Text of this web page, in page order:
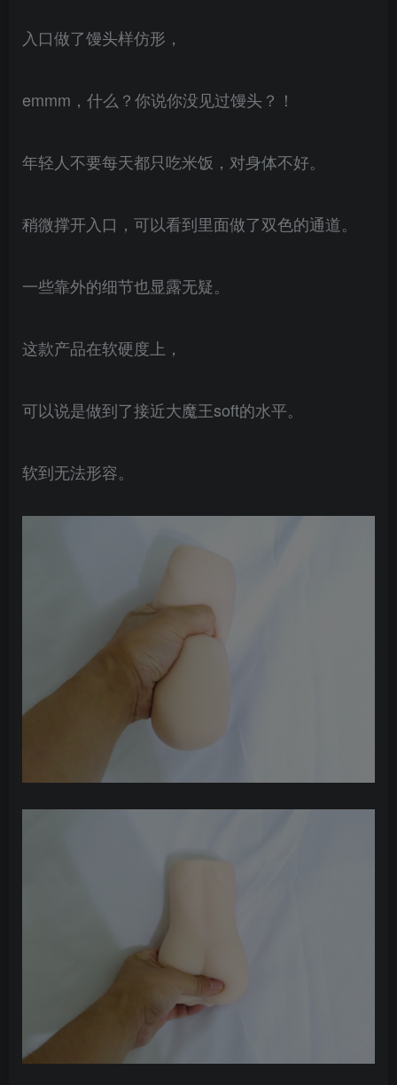
入口做了馒头样仿形，
emmm，什么？你说你没见过馒头？！
年轻人不要每天都只吃米饭，对身体不好。
稍微撑开入口，可以看到里面做了双色的通道。
一些靠外的细节也显露无疑。
这款产品在软硬度上，
可以说是做到了接近大魔王soft的水平。
软到无法形容。